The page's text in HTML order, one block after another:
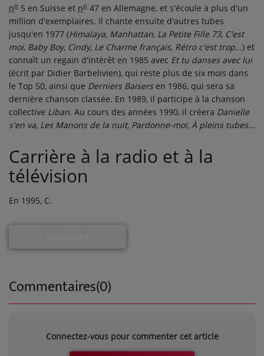
no 5 en Suisse et no 47 en Allemagne, et s'écoule à plus d'un
million d'exemplaires. Il chante ensuite d'autres tubes
jusqu'en 1977 (Himalaya, Manhattan, La Petite Fille 73, C'est
moi, Baby Boy, Cindy, Le Charme français, Rétro c'est trop...) et
connaît un regain d'intérêt en 1985 avec Et tu danses avec lui
(écrit par Didier Barbelivien), qui reste plus de six mois dans
le Top 50, ainsi que Derniers Baisersen 1986, qui sera sa
dernière chanson classée. En 1989, il participe à la chanson
collective Liban. Au cours des années 1990, il créera Danielle
s'en va, Les Manons de la nuit, Pardonne-moi, À pleins tubes...
Carrière à la radio et à la
télévision
En 1995, C.
Commentaires(0)
Connectez-vous pour commenter cet article